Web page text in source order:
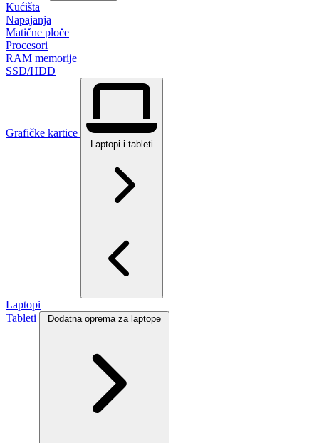
Kućišta
Napajanja
Matične ploče
Procesori
RAM memorije
SSD/HDD
Grafičke kartice
Laptopi i tableti
Laptopi
Tableti
Dodatna oprema za laptope